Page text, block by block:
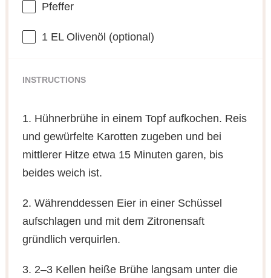
Pfeffer
1EL Olivenöl (optional)
INSTRUCTIONS
1. Hühnerbrühe in einem Topf aufkochen. Reis
und gewürfelte Karotten zugeben und bei
mittlerer Hitze etwa 15 Minuten garen, bis
beides weich ist.
2. Währenddessen Eier in einer Schüssel
aufschlagen und mit dem Zitronensaft
gründlich verquirlen.
3. 2–3 Kellen heiße Brühe langsam unter die